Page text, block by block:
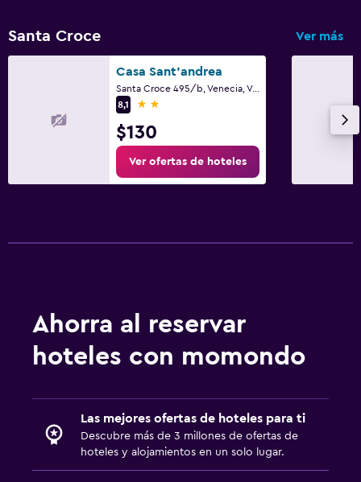
Santa Croce Ver más
Casa Sant'andrea
Santa Croce 495/b, Venecia, Véneto
8,1
2 estrellas
$130
Ver ofertas de hoteles
Ahorra al reservar
hoteles con momondo
Las mejores ofertas de hoteles para ti
Descubre más de 3 millones de ofertas de
hoteles y alojamientos en un solo lugar.